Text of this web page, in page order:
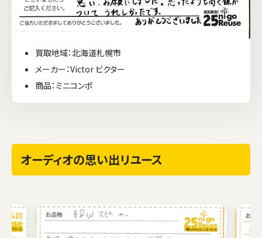
買取地域：北海道札幌市
メーカー：Victor ビクター
商品：ミニコンポ
オーディオの思い出リユース